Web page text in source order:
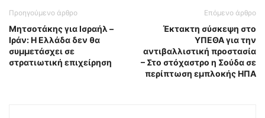
Προηγούμενο άρθρο
Μητσοτάκης για Ισραήλ –
Ιράν: Η Ελλάδα δεν θα
συμμετάσχει σε
στρατιωτική επιχείρηση
Επόμενο άρθρο
Έκτακτη σύσκεψη στο
ΥΠΕΘΑ για την
αντιβαλλιστική προστασία
– Στο στόχαστρο η Σούδα σε
περίπτωση εμπλοκής ΗΠΑ